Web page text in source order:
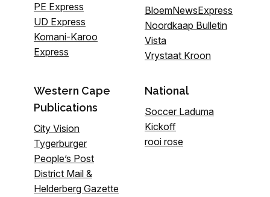
PE Express
UD Express
Komani-Karoo
Express
BloemNewsExpress
Noordkaap Bulletin
Vista
Vrystaat Kroon
Western Cape
Publications
City Vision
Tygerburger
People’s Post
District Mail &
Helderberg Gazette
National
Soccer Laduma
Kickoff
rooi rose